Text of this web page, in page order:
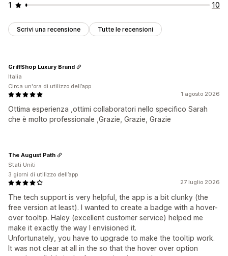
1
10
Scrivi una recensione Tutte le recensioni
1 agosto 2026
Ottima esperienza ,ottimi collaboratori nello specifico Sarah
che è molto professionale ,Grazie, Grazie, Grazie
GriffShop Luxury Brand
Italia
Circa un'ora di utilizzo dell’app
27 luglio 2026
The tech support is very helpful, the app is a bit clunky (the
free version at least). I wanted to create a badge with a hover-
over tooltip. Haley (excellent customer service) helped me
make it exactly the way I envisioned it.
Unfortunately, you have to upgrade to make the tooltip work.
It was not clear at all in the so that the hover over option
The August Path
Stati Uniti
3 giorni di utilizzo dell’app